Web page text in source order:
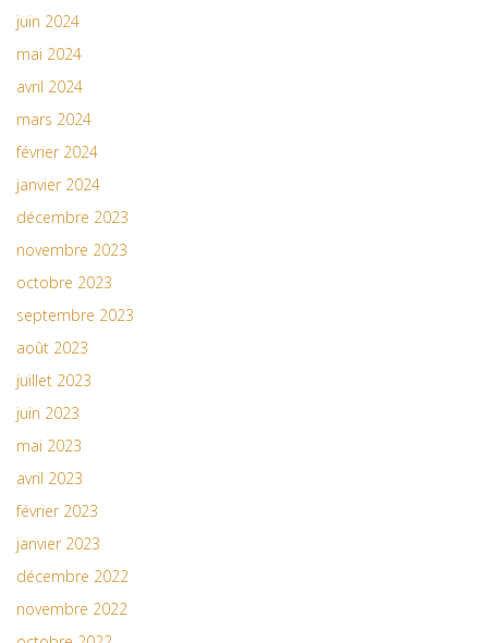
juin 2024
mai 2024
avril 2024
mars 2024
février 2024
janvier 2024
décembre 2023
novembre 2023
octobre 2023
septembre 2023
août 2023
juillet 2023
juin 2023
mai 2023
avril 2023
février 2023
janvier 2023
décembre 2022
novembre 2022